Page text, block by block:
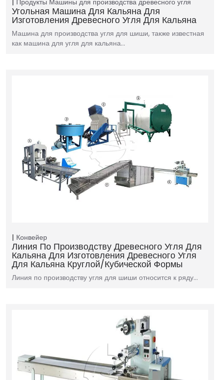
Угольная Машина Для Кальяна Для
Изготовления Древесного Угля Для Кальяна
Машина для производства угля для шиши, также известная
как машина для угля для кальяна…
Конвейер
Линия По Производству Древесного Угля Для
Кальяна Для Изготовления Древесного Угля
Для Кальяна Круглой/кубической Формы
Линия по производству угля для шиши относится к ряду…